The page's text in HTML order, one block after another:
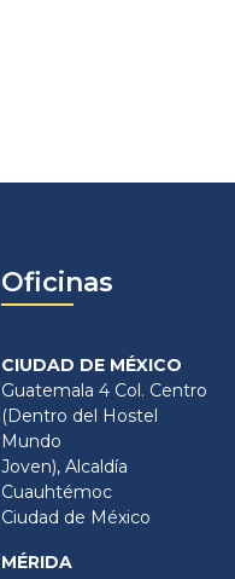
Oficinas
CIUDAD DE MÉXICO
Guatemala 4 Col. Centro
(Dentro del Hostel
Mundo
Joven), Alcaldía
Cuauhtémoc
Ciudad de México
MÉRIDA